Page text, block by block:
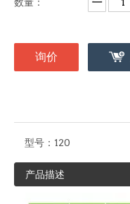
询价
型号： 120
产品描述